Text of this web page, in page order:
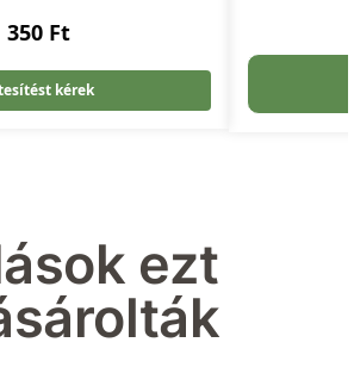
350 Ft
kérek
ezt